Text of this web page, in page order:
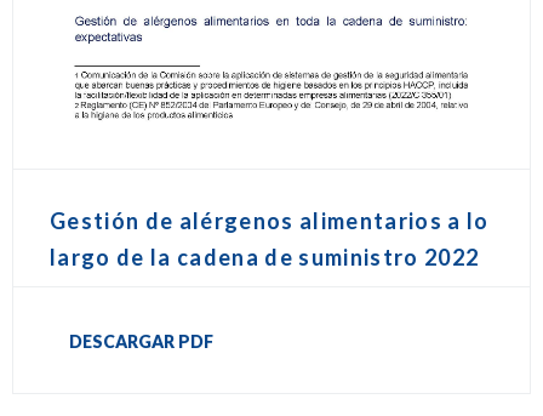
Gestión de alérgenos alimentarios a lo
largo de la cadena de suministro 2022
DESCARGAR PDF